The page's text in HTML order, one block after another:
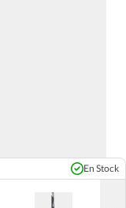
En Stock